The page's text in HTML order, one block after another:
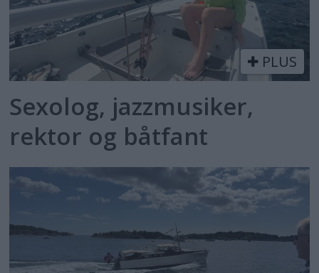
PLUS
Sexolog, jazzmusiker,
rektor og båtfant